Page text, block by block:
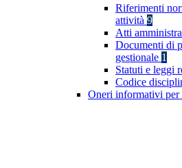
Riferimenti
attività 9
Atti
Documenti di
gestionale 1
Statuti e leggi
Codice
Oneri informativi per